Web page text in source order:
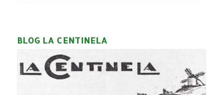
BLOG LA CENTINELA